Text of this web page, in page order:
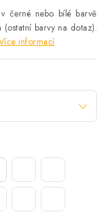
černé nebo bílé barvě
(ostatní barvy na dotaz).
informací